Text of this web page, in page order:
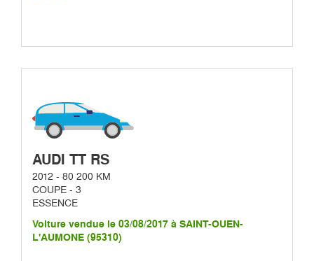
AUDI TT RS
2012 - 80 200 KM
COUPE - 3
ESSENCE
Voiture vendue le 03/08/2017 à SAINT-OUEN-
L'AUMONE (95310)